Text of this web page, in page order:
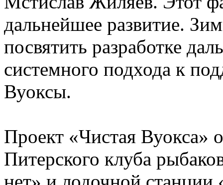
дальнейшее развитие.
посвятить разработке
системного подхода к
Вуоксы.
Проект «Чистая Вуокса»
Питерского клуба